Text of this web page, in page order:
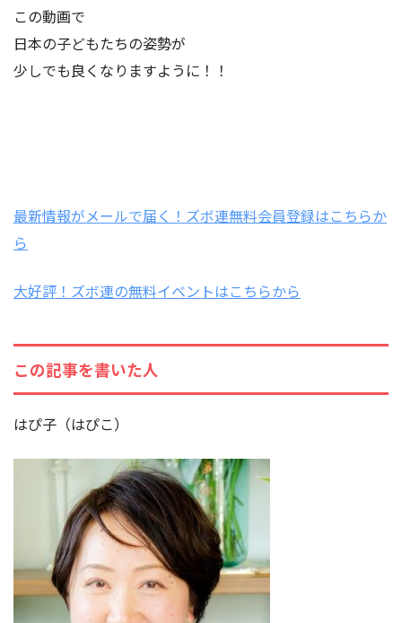
この動画で
日本の子どもたちの姿勢が
少しでも良くなりますように！！
最新情報がメールで届く！ズボ連無料会員登録はこちらか
ら
大好評！ズボ連の無料イベントはこちらから
この記事を書いた人
はぴ子（はぴこ）